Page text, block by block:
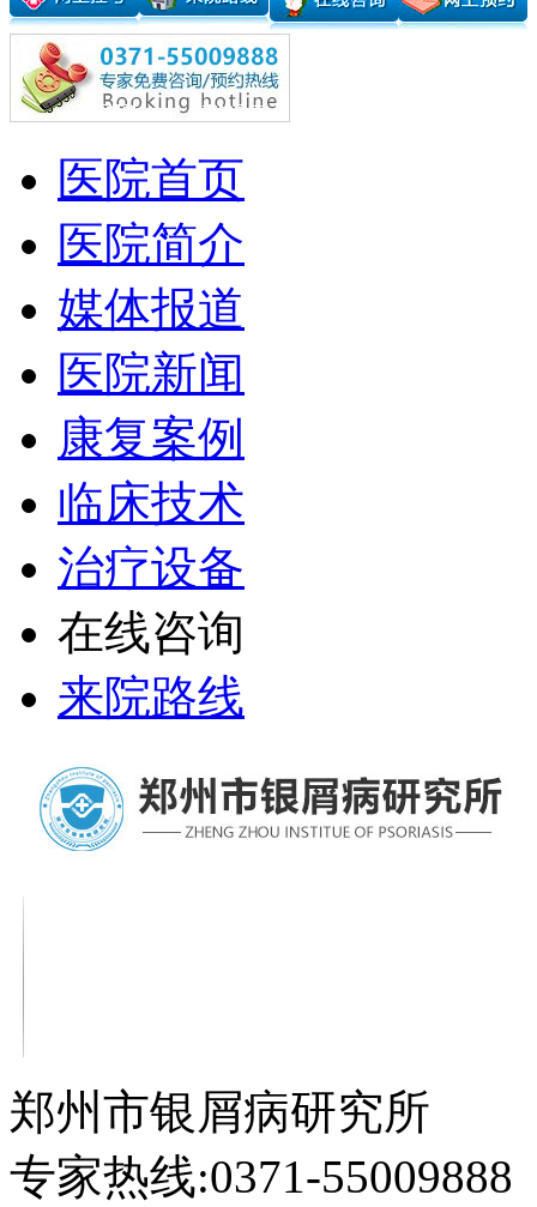
医院首页
医院简介
媒体报道
医院新闻
康复案例
临床技术
治疗设备
在线咨询
来院路线
郑州市银屑病研究所
专家热线:0371-55009888